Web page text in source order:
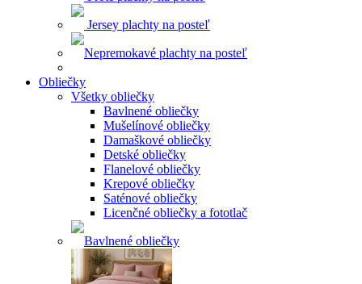
Jersey plachty na posteľ
Nepremokavé plachty na posteľ
Obliečky
Všetky obliečky
Bavlnené obliečky
Mušelínové obliečky
Damaškové obliečky
Detské obliečky
Flanelové obliečky
Krepové obliečky
Saténové obliečky
Licenčné obliečky a fototlač
Bavlnené obliečky